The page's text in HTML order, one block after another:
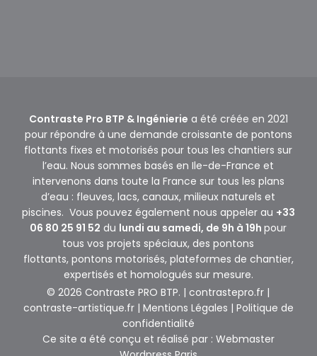
Contraste Pro BTP & Ingénierie a été créée en 2021
pour répondre à une demande croissante de pontons
flottants fixes et motorisés pour tous les chantiers sur
l’eau. Nous sommes basés en Ile-de-France et
intervenons dans toute la France sur tous les plans
d’eau : fleuves, lacs, canaux, milieux naturels et
piscines. Vous pouvez également nous appeler au +33
06 80 25 91 52 du lundi au samedi, de 9h à 19hpour
tous vos projets spéciaux, des pontons
flottants, pontons motorisés, plateformes de chantier,
expertisés et homologués sur mesure.
© 2026 Contraste PRO BTP. |contrastepro.fr |
contraste-artistique.fr| Mentions Légales | Politique de
confidentialité
Ce site a été conçu et réalisé par : Webmaster